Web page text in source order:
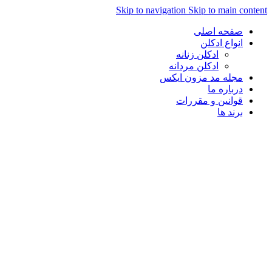
Skip to navigation Skip to main content
صفحه اصلی
انواع ادکلن
ادکلن زنانه
ادکلن مردانه
مجله مد مزون ایکس
درباره ما
قوانین و مقررات
برند ها